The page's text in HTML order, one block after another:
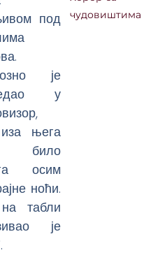
под
је
у
њега
било
осим
ноћи.
табли
је
чудовиштима